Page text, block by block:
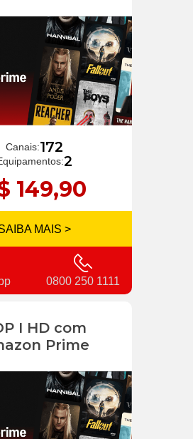
Canais:172
2
149,90
MAIS >
0800 250 1111
I HD com
Prime